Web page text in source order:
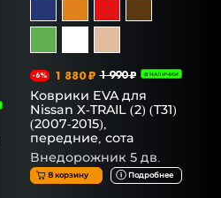
-6% 1 880 ₽ 1 990 ₽ В НАЛИЧИИ
Коврики EVA для
Nissan X-TRAIL (2) (T31)
(2007-2015),
передние, сота
Внедорожник 5 дв.
В корзину Подробнее